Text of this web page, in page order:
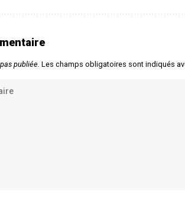
publiée. Les champs obligatoires sont indiqués